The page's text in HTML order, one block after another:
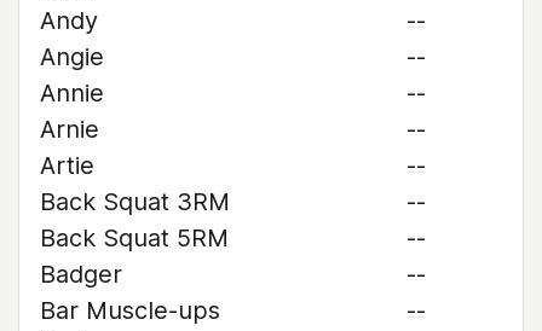
Andy
--
Angie
--
Annie
--
Arnie
--
Artie
--
Back Squat 3RM
--
Back Squat 5RM
--
Badger
--
Bar Muscle-ups
--